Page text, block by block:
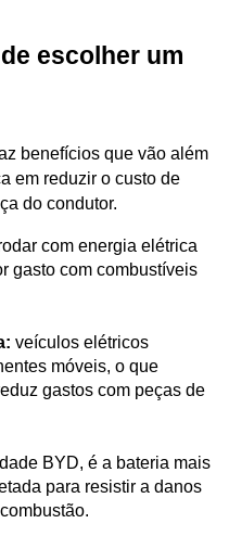
escolher um
benefícios que vão além
em reduzir o custo de
do condutor.
com energia elétrica
gasto com combustíveis
veículos elétricos
móveis, o que
gastos com peças de
BYD, é a bateria mais
para resistir a danos